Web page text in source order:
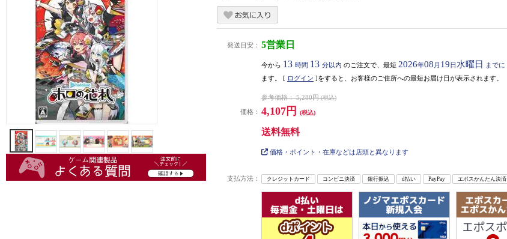
発送目安： 5営業日
今から 13 時間 13 分以内 のご注文で、最短 2026年08 月 19日 水曜日 までに
ます。 [ ログイン ]をすると、お客様のご住所への最短お届け日が表示されます。
価格：
参考価格： 5,280円(税込)
4,107円 (税込)
送料無料
価格・ポイント・在庫などは店頭と異なります
支払方法： クレジットカード コンビニ決済 銀行振込 d払い PayPay エポスかんたん決済